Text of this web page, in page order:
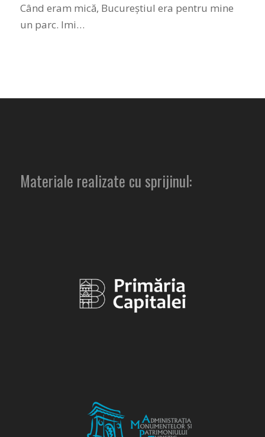
Când eram mică, Bucureștiul era pentru mine
un parc. Imi…
Materiale realizate cu sprijinul: